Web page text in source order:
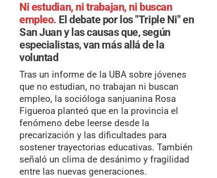
Ni estudian, ni trabajan, ni buscan
empleo. El debate por los "Triple Ni" en
San Juan y las causas que, según
especialistas, van más allá de la
voluntad
Tras un informe de la UBA sobre jóvenes
que no estudian, no trabajan ni buscan
empleo, la socióloga sanjuanina Rosa
Figueroa planteó que en la provincia el
fenómeno debe leerse desde la
precarización y las dificultades para
sostener trayectorias educativas. También
señaló un clima de desánimo y fragilidad
entre las nuevas generaciones.